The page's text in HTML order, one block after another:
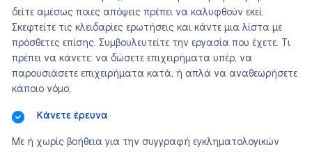
δείτε αμέσως ποιες απόψεις πρέπει να καλυφθούν εκεί.
Σκεφτείτε τις κλειδαρίες ερωτήσεις και κάντε μια λίστα με
πρόσθετες επίσης. Συμβουλευτείτε την εργασία που έχετε. Τι
πρέπει να κάνετε: να δώσετε επιχειρήματα υπέρ, να
παρουσιάσετε επιχειρήματα κατά, ή απλά να αναθεωρήσετε
κάποιο νόμο;
Κάνετε έρευνα
Με ή χωρίς βοήθεια για την συγγραφή εγκληματολογικών